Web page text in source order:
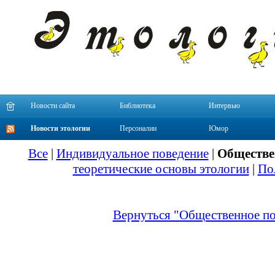
Новости сайта Библиотека Интервью
Новости этологии Персоналии Юмор
Все| Индивидуальное поведение|
теоретические основы этологии|
Вернуться "Общественное